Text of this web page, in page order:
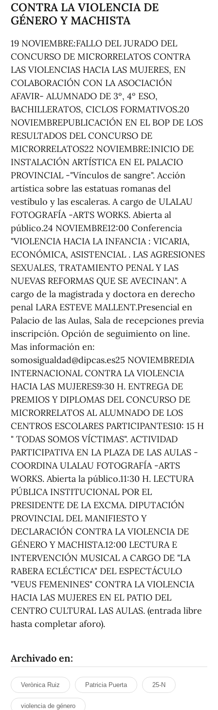
CONTRA LA VIOLENCIA DE
GÉNERO Y MACHISTA
19 NOVIEMBRE:FALLO DEL JURADO DEL
CONCURSO DE MICRORRELATOS CONTRA
LAS VIOLENCIAS HACIA LAS MUJERES, EN
COLABORACIÓN CON LA ASOCIACIÓN
AFAVIR- ALUMNADO DE 3º, 4º ESO,
BACHILLERATOS, CICLOS FORMATIVOS.20
NOVIEMBREPUBLICACIÓN EN EL BOP DE LOS
RESULTADOS DEL CONCURSO DE
MICRORRELATOS22 NOVIEMBRE:INICIO DE
INSTALACIÓN ARTÍSTICA EN EL PALACIO
PROVINCIAL -"Vínculos de sangre". Acción
artística sobre las estatuas romanas del
vestíbulo y las escaleras. A cargo de ULALAU
FOTOGRAFÍA -ARTS WORKS. Abierta al
público.24 NOVIEMBRE12:00 Conferencia
"VIOLENCIA HACIA LA INFANCIA : VICARIA,
ECONÓMICA, ASISTENCIAL . LAS AGRESIONES
SEXUALES, TRATAMIENTO PENAL Y LAS
NUEVAS REFORMAS QUE SE AVECINAN". A
cargo de la magistrada y doctora en derecho
penal LARA ESTEVE MALLENT.Presencial en
Palacio de las Aulas, Sala de recepciones previa
inscripción. Opción de seguimiento on line.
Mas información en:
somosigualdad@dipcas.es25 NOVIEMBREDIA
INTERNACIONAL CONTRA LA VIOLENCIA
HACIA LAS MUJERES9:30 H. ENTREGA DE
PREMIOS Y DIPLOMAS DEL CONCURSO DE
MICRORRELATOS AL ALUMNADO DE LOS
CENTROS ESCOLARES PARTICIPANTES10: 15 H
" TODAS SOMOS VÍCTIMAS". ACTIVIDAD
PARTICIPATIVA EN LA PLAZA DE LAS AULAS -
COORDINA ULALAU FOTOGRAFÍA -ARTS
WORKS. Abierta la público.11:30 H. LECTURA
PÚBLICA INSTITUCIONAL POR EL
PRESIDENTE DE LA EXCMA. DIPUTACIÓN
PROVINCIAL DEL MANIFIESTO Y
DECLARACIÓN CONTRA LA VIOLENCIA DE
GÉNERO Y MACHISTA.12:00 LECTURA E
INTERVENCIÓN MUSICAL A CARGO DE "LA
RABERA ECLÉCTICA" DEL ESPECTÁCULO
"VEUS FEMENINES" CONTRA LA VIOLENCIA
HACIA LAS MUJERES EN EL PATIO DEL
CENTRO CULTURAL LAS AULAS. (entrada libre
hasta completar aforo).
Archivado en:
Verònica Ruiz Patricia Puerta 25-N
violencia de género